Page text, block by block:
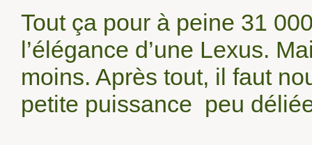
Tout ça pour à peine 31
l’élégance d’une Lexus.
moins. Après tout, il faut
petite puissance peu